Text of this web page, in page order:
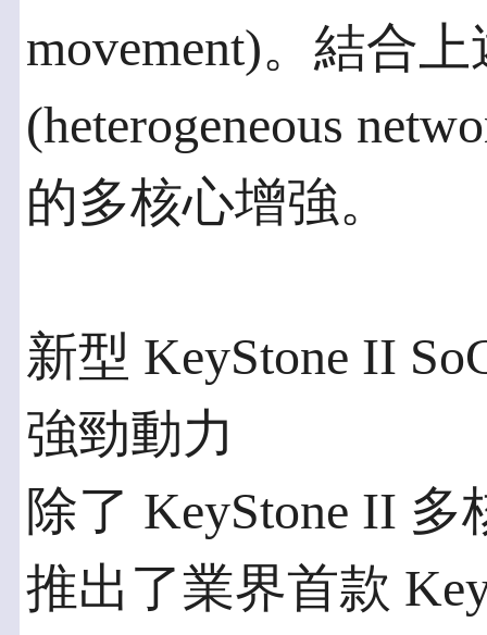
movement)。結合
(heterogeneous
的多核心增強。
新型 KeyStone II
強勁動力
除了 KeyStone II
推出了業界首款